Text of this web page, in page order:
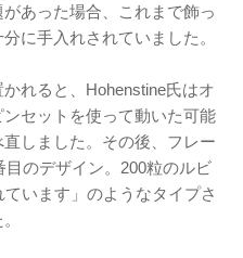
あった場合、これまで飾っ
に手入れされていました。
れると、Hohenstine氏はオ
セットを使って動いた可能
しました。その後、フレー
目のデザイン。200粒のルビ
います」のようなタイプさ